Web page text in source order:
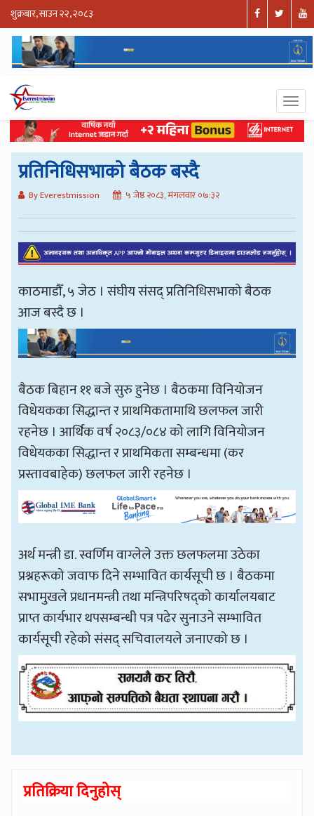
शुक्रबार, साउन २२, २०८३
प्रतिनिधिसभाको बैठक बस्दै
By Everestmission ५ जेष्ठ २०८३, मंगलवार ०७:३२
काठमाडौँ, ५ जेठ । संघीय संसद् प्रतिनिधिसभाको बैठक
आज बस्दै छ ।
बैठक बिहान ११ बजे सुरु हुनेछ । बैठकमा विनियोजन
विधेयकका सिद्धान्त र प्राथमिकतामाथि छलफल जारी
रहनेछ । आर्थिक वर्ष २०८३/०८४ को लागि विनियोजन
विधेयकका सिद्धान्त र प्राथमिकता सम्बन्धमा (कर
प्रस्तावबाहेक) छलफल जारी रहनेछ ।
अर्थ मन्त्री डा. स्वर्णिम वाग्लेले उक्त छलफलमा उठेका
प्रश्नहरूको जवाफ दिने सम्भावित कार्यसूची छ । बैठकमा
सभामुखले प्रधानमन्त्री तथा मन्त्रिपरिषद्को कार्यालयबाट
प्राप्त कार्यभार थपसम्बन्धी पत्र पढेर सुनाउने सम्भावित
कार्यसूची रहेको संसद् सचिवालयले जनाएको छ ।
प्रतिक्रिया दिनुहोस्